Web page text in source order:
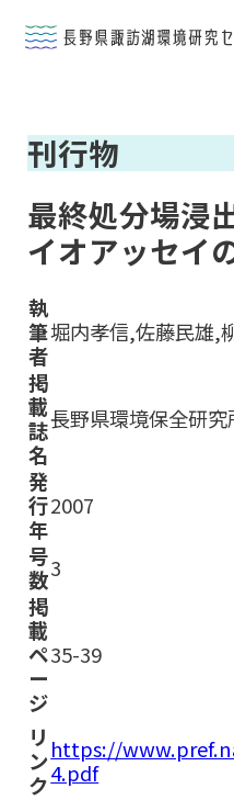

研究活動

データベース

刊行物
最終処分場浸
イオアッセイ
執
筆
者
堀内孝信,佐藤民雄,
掲
載
誌
名
長野県環境保全研
発
行
年
2007
号
数3
掲
載
ペ
ー
ジ
35-39
リ
ン
ク
https://
4.pdf